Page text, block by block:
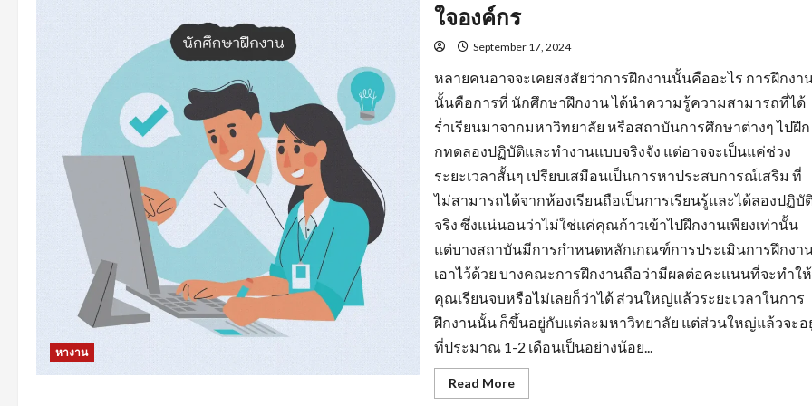
ความ
รับมือ
งาน
หางาน
ใจองค์กร
September 17, 2024
หลายคนอาจจะเคยสงสัยว่าการฝึกงานนั้นคืออะไร การฝึกงา
นั้นคือการที่ นักศึกษาฝึกงาน ได้นำความรู้ความสามารถที่ได้
ร่ำเรียนมาจากมหาวิทยาลัย หรือสถาบันการศึกษาต่างๆ ไปฝึก
กทดลองปฏิบัติและทำงานแบบจริงจัง แต่อาจจะเป็นแค่ช่วง
ระยะเวลาสั้นๆ เปรียบเสมือนเป็นการหาประสบการณ์เสริม ที่
ไม่สามารถได้จากห้องเรียนถือเป็นการเรียนรู้และได้ลองปฏิบั
จริง ซึ่งแน่นอนว่าไม่ใช่แค่คุณก้าวเข้าไปฝึกงานเพียงเท่านั้น
แต่บางสถาบันมีการกำหนดหลักเกณฑ์การประเมินการฝึกงา
เอาไว้ด้วย บางคณะการฝึกงานถือว่ามีผลต่อคะแนนที่จะทำให้
คุณเรียนจบหรือไม่เลยก็ว่าได้ ส่วนใหญ่แล้วระยะเวลาในการ
ฝึกงานนั้น ก็ขึ้นอยู่กับแต่ละมหาวิทยาลัย แต่ส่วนใหญ่แล้วจะอ
ที่ประมาณ 1-2 เดือนเป็นอย่างน้อย...
Read MoreRead
more